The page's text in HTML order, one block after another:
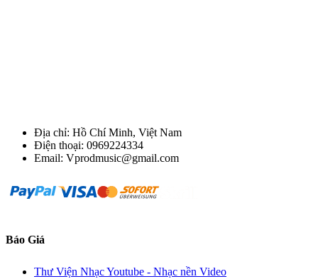
Địa chỉ: Hồ Chí Minh, Việt Nam
Điện thoại: 0969224334
Email: Vprodmusic@gmail.com
Báo Giá
Thư Viện Nhạc Youtube - Nhạc nền Video